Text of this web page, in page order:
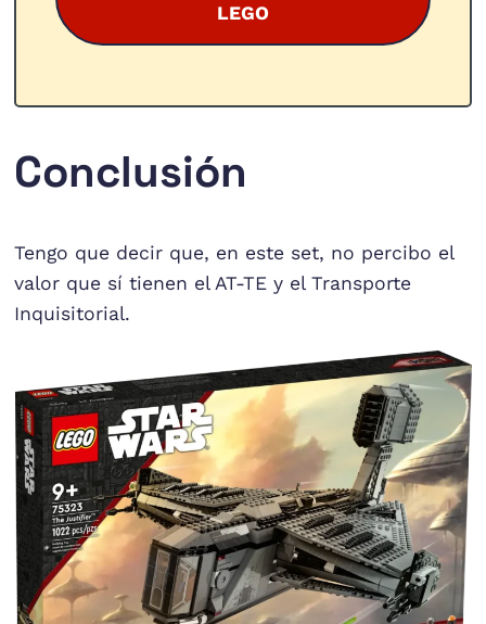
LEGO
Conclusión
Tengo que decir que, en este set, no percibo el
valor que sí tienen el AT-TE y el Transporte
Inquisitorial.